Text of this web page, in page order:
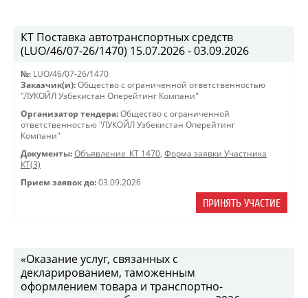
КТ Поставка автотранспортных средств
(LUO/46/07-26/1470) 15.07.2026 - 03.09.2026
№: LUO/46/07-26/1470
Заказчик(и): Общество с ограниченной ответственностью
"ЛУКОЙЛ Узбекистан Оперейтинг Компани"
Организатор тендера: Общество с ограниченной
ответственностью "ЛУКОЙЛ Узбекистан Оперейтинг
Компани"
Документы: Объявление_КТ 1470, Форма заявки Участника
КТ(3)
Прием заявок до: 03.09.2026
ПРИНЯТЬ УЧАСТИЕ
«Оказание услуг, связанных с
декларированием, таможенным
оформлением товара и транспортно-